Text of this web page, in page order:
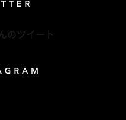
のツイート